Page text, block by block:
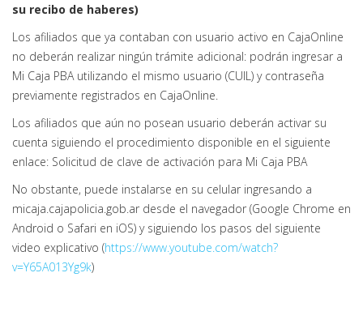
su recibo de haberes)
Los afiliados que ya contaban con usuario activo en CajaOnline
no deberán realizar ningún trámite adicional: podrán ingresar a
Mi Caja PBA utilizando el mismo usuario (CUIL) y contraseña
previamente registrados en CajaOnline.
Los afiliados que aún no posean usuario deberán activar su
cuenta siguiendo el procedimiento disponible en el siguiente
enlace: Solicitud de clave de activación para Mi Caja PBA
No obstante, puede instalarse en su celular ingresando a
micaja.cajapolicia.gob.ar desde el navegador (Google Chrome en
Android o Safari en iOS) y siguiendo los pasos del siguiente
video explicativo (https://www.youtube.com/watch?
v=Y65A013Yg9k)